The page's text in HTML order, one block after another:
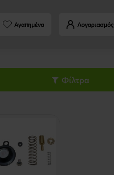
Αγαπημένα Λογαριασμός
Φίλτρα